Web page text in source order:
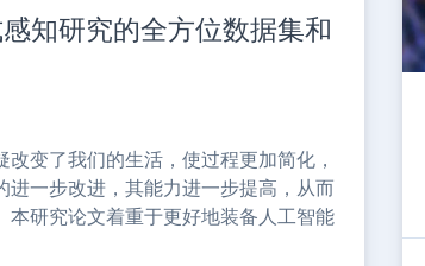
知研究的全方位数据集和
变了我们的生活，使过程更加简化，
一步改进，其能力进一步提高，从而
研究论文着重于更好地装备人工智能